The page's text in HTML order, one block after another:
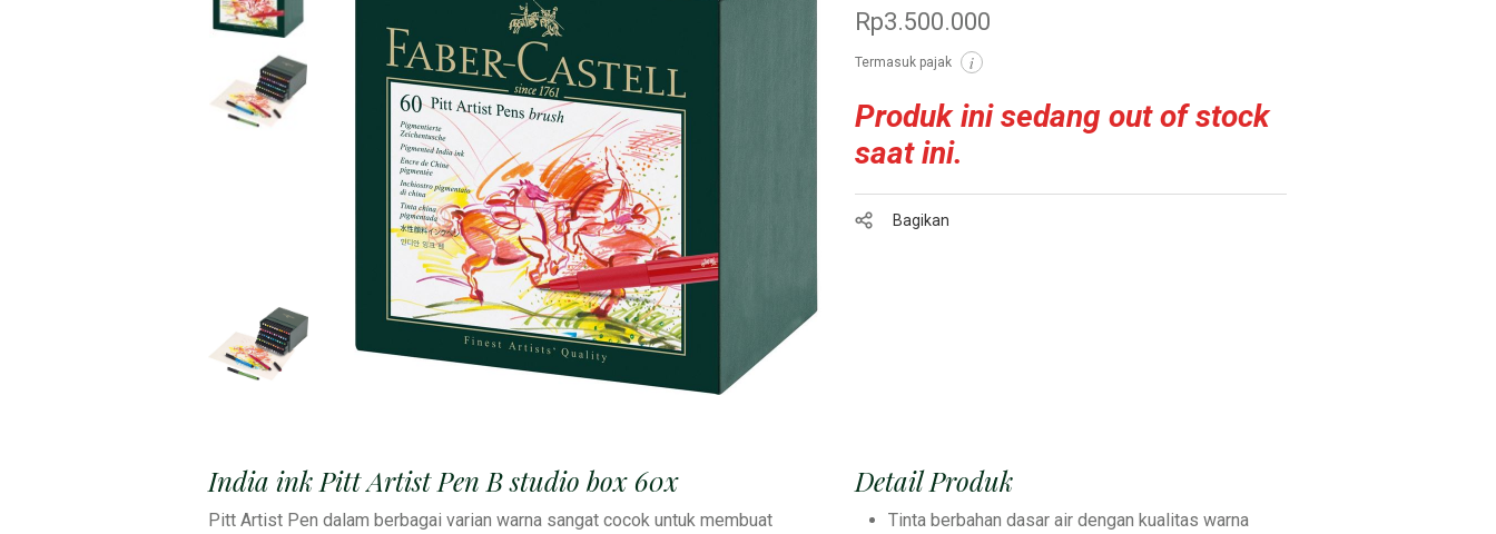
Rp3.500.000
Termasuk pajak i
Produk ini sedang out of stock
saat ini.
Bagikan
India ink Pitt Artist Pen B studio box 60x
Pitt Artist Pen dalam berbagai varian warna sangat cocok untuk membuat
Detail Produk
Tinta berbahan dasar air dengan kualitas warna